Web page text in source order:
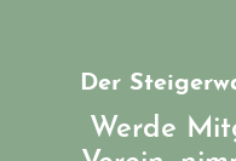
Der
Werde